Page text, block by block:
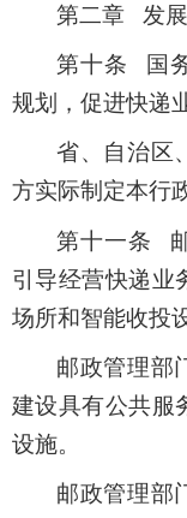
第二章 发
第十条 国
规划，促进快递
省、自治区
方实际制定本行
第十一条
引导经营快递业
场所和智能收投
邮政管理部
建设具有公共服
设施。
邮政管理部